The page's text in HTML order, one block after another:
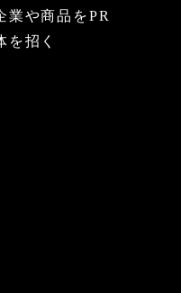
業や商品をPR
を招く